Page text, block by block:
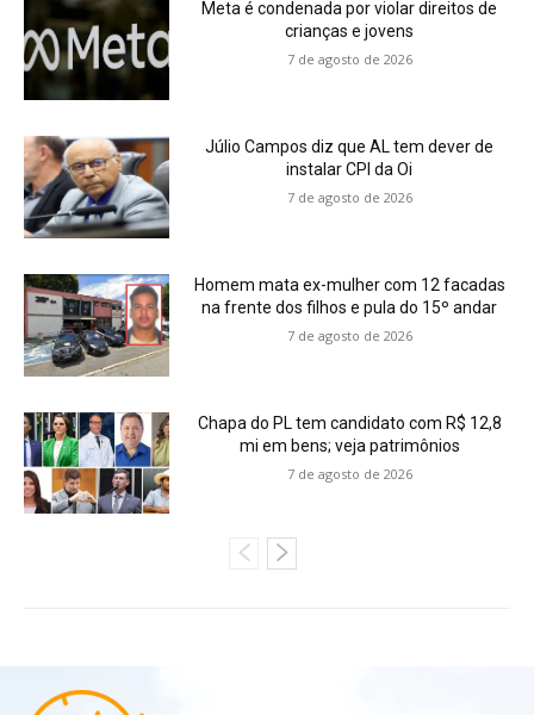
Meta é condenada por violar direitos de
crianças e jovens
7 de agosto de 2026
Júlio Campos diz que AL tem dever de
instalar CPI da Oi
7 de agosto de 2026
Homem mata ex-mulher com 12 facadas
na frente dos filhos e pula do 15º andar
7 de agosto de 2026
Chapa do PL tem candidato com R$ 12,8
mi em bens; veja patrimônios
7 de agosto de 2026